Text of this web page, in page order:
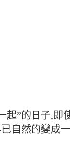
起”的日子,即
自然的變成一